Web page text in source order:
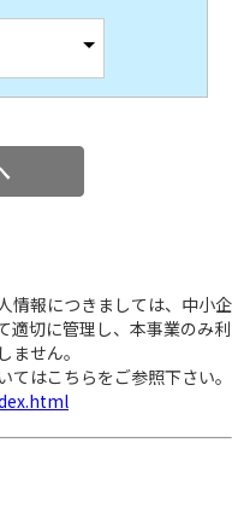
情報につきましては、中小企
適切に管理し、本事業のみ利
せん。
はこちらをご参照下さい。